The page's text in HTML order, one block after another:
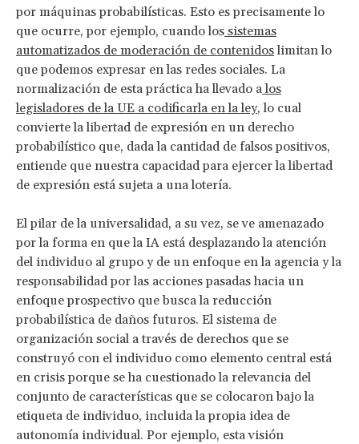
por máquinas probabilísticas. Esto es precisamente lo
que ocurre, por ejemplo, cuando los sistemas
automatizados de moderación de contenidoslimitan lo
que podemos expresar en las redes sociales. La
normalización de esta práctica ha llevado alos
legisladores de la UE a codificarla en la ley, lo cual
convierte la libertad de expresión en un derecho
probabilístico que, dada la cantidad de falsos positivos,
entiende que nuestra capacidad para ejercer la libertad
de expresión está sujeta a una lotería.
El pilar de la universalidad, a su vez, se ve amenazado
por la forma en que la IA está desplazando la atención
del individuo al grupo y de un enfoque en la agencia y la
responsabilidad por las acciones pasadas hacia un
enfoque prospectivo que busca la reducción
probabilística de daños futuros. El sistema de
organización social a través de derechos que se
construyó con el individuo como elemento central está
en crisis porque se ha cuestionado la relevancia del
conjunto de características que se colocaron bajo la
etiqueta de individuo, incluida la propia idea de
autonomía individual. Por ejemplo, esta visión